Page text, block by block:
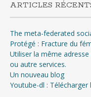
ARTICLES
The meta-federated
Protégé : Fracture du
Utiliser la même
ou autre services.
Un nouveau blog
Youtube-dl : Télécharger